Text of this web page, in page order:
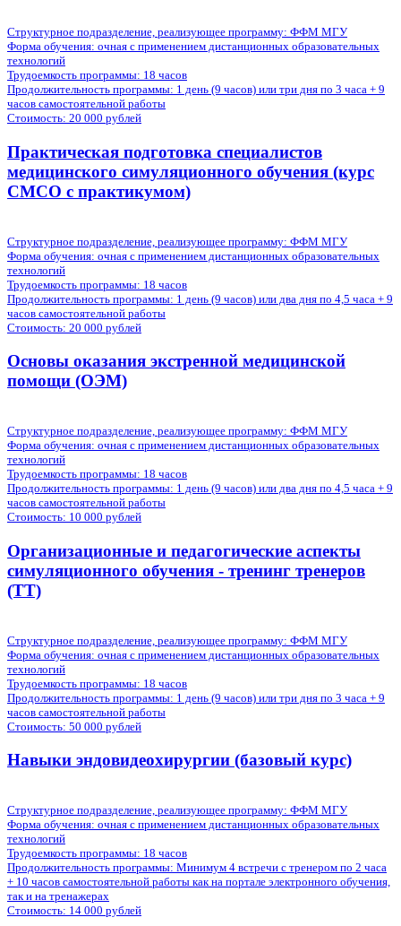
Структурное подразделение, реализующее программу: ФФМ МГУ
Форма обучения: очная с применением дистанционных образовательных
технологий
Трудоемкость программы: 18 часов
Продолжительность программы: 1 день (9 часов) или три дня по 3 часа + 9
часов самостоятельной работы
Стоимость: 20 000 рублей
Практическая подготовка специалистов
медицинского симуляционного обучения (курс
СМСО с практикумом)
Структурное подразделение, реализующее программу: ФФМ МГУ
Форма обучения: очная с применением дистанционных образовательных
технологий
Трудоемкость программы: 18 часов
Продолжительность программы: 1 день (9 часов) или два дня по 4,5 часа + 9
часов самостоятельной работы
Стоимость: 20 000 рублей
Основы оказания экстренной медицинской
помощи (ОЭМ)
Структурное подразделение, реализующее программу: ФФМ МГУ
Форма обучения: очная с применением дистанционных образовательных
технологий
Трудоемкость программы: 18 часов
Продолжительность программы: 1 день (9 часов) или два дня по 4,5 часа + 9
часов самостоятельной работы
Стоимость: 10 000 рублей
Организационные и педагогические аспекты
симуляционного обучения - тренинг тренеров
(ТТ)
Структурное подразделение, реализующее программу: ФФМ МГУ
Форма обучения: очная с применением дистанционных образовательных
технологий
Трудоемкость программы: 18 часов
Продолжительность программы: 1 день (9 часов) или три дня по 3 часа + 9
часов самостоятельной работы
Стоимость: 50 000 рублей
Навыки эндовидеохирургии (базовый курс)
Структурное подразделение, реализующее программу: ФФМ МГУ
Форма обучения: очная с применением дистанционных образовательных
технологий
Трудоемкость программы: 18 часов
Продолжительность программы: Минимум 4 встречи с тренером по 2 часа
+ 10 часов самостоятельной работы как на портале электронного обучения,
так и на тренажерах
Стоимость: 14 000 рублей